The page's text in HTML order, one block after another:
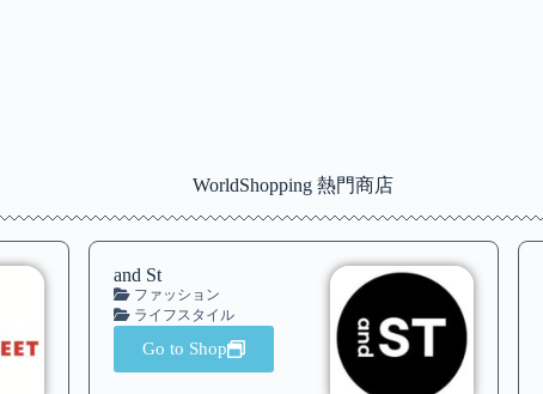
WorldShopping 熱門商店
and St
ファッション
ライフスタイル
Go to Shop